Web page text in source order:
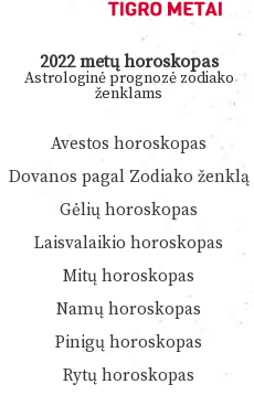
2022 metų horoskopas
Astrologinė prognozė zodiako
ženklams
Avestos horoskopas
Dovanos pagal Zodiako ženklą
Gėlių horoskopas
Laisvalaikio horoskopas
Mitų horoskopas
Namų horoskopas
Pinigų horoskopas
Rytų horoskopas